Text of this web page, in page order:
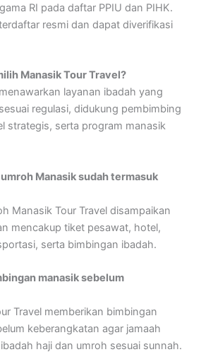
RI pada daftar PPIU dan PIHK.
resmi dan dapat diverifikasi
Manasik Tour Travel?
layanan ibadah yang
regulasi, didukung pembimbing
strategis, serta program manasik
Manasik sudah termasuk
Manasik Tour Travel disampaikan
mencakup tiket pesawat, hotel,
serta bimbingan ibadah.
manasik sebelum
Travel memberikan bimbingan
keberangkatan agar jamaah
haji dan umroh sesuai sunnah.